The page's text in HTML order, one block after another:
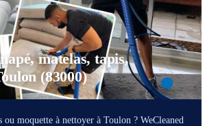
matelas, tapis,
(83000)
ou moquette à nettoyer à Toulon ? WeCleaned